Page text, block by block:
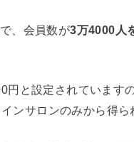
、会員数が3万4000人
円と設定されています
ンサロンのみから得ら